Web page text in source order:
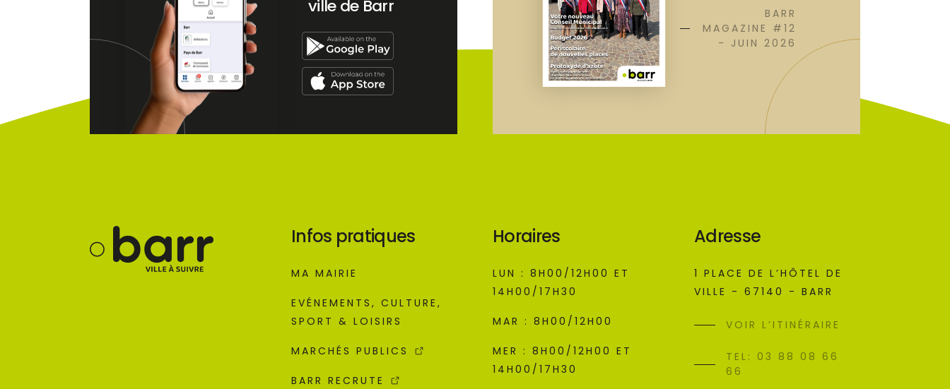
ville de Barr
BARR
MAGAZINE #12
- JUIN 2026
Infos pratiques
MA MAIRIE
EVÉNEMENTS, CULTURE,
SPORT & LOISIRS
MARCHÉS PUBLICS
BARR RECRUTE
Horaires
LUN : 8H00/12H00 ET
14H00/17H30
MAR : 8H00/12H00
MER : 8H00/12H00 ET
14H00/17H30
Adresse
1 PLACE DE L’HÔTEL DE
VILLE - 67140 - BARR
VOIR L’ITINÉRAIRE
TEL: 03 88 08 66
66